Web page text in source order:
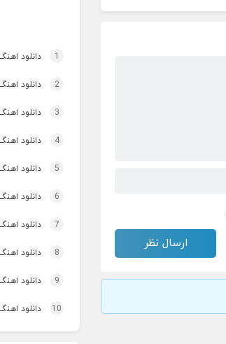
1 دانلود اهنگ تاپ و
2 دانلود
3 دانلود اهنگ برنو
4 دانلود
5 دانلود
6 دانلود
7 دانلود
8 دانلود
9 دانلود
10 دانلود